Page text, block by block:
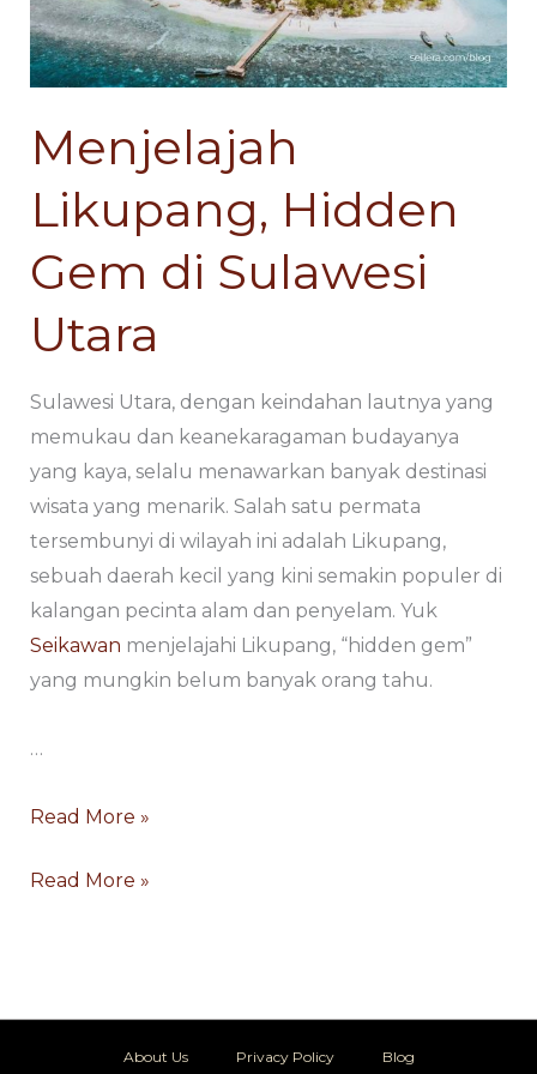
Menjelajah
Likupang, Hidden
Gem di Sulawesi
Utara
Sulawesi Utara, dengan keindahan lautnya yang
memukau dan keanekaragaman budayanya
yang kaya, selalu menawarkan banyak destinasi
wisata yang menarik. Salah satu permata
tersembunyi di wilayah ini adalah Likupang,
sebuah daerah kecil yang kini semakin populer di
kalangan pecinta alam dan penyelam. Yuk
Seikawan menjelajahi Likupang, “hidden gem”
yang mungkin belum banyak orang tahu.
…
Sulawesi
Utara
Read More »
Sulawesi
Utara
Read More »
About Us Privacy Policy Blog